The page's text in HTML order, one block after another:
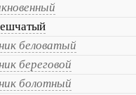
беловатый
береговой
болотный